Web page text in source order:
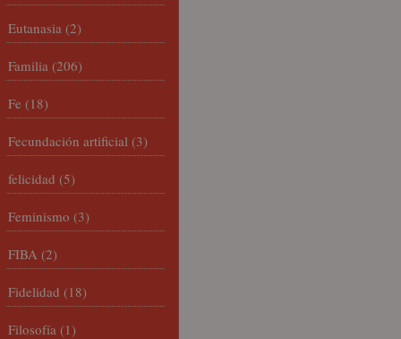
Eutanasia (2)
Familia (206)
Fe (18)
Fecundación artificial (3)
felicidad (5)
Feminismo (3)
FIBA (2)
Fidelidad (18)
Filosofía (1)